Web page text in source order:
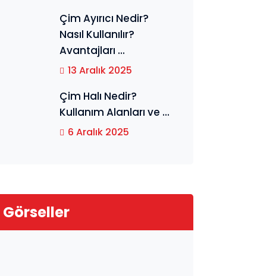
Çim Ayırıcı Nedir?
Nasıl Kullanılır?
Avantajları ...
13 Aralık 2025
Çim Halı Nedir?
Kullanım Alanları ve ...
6 Aralık 2025
Görseller